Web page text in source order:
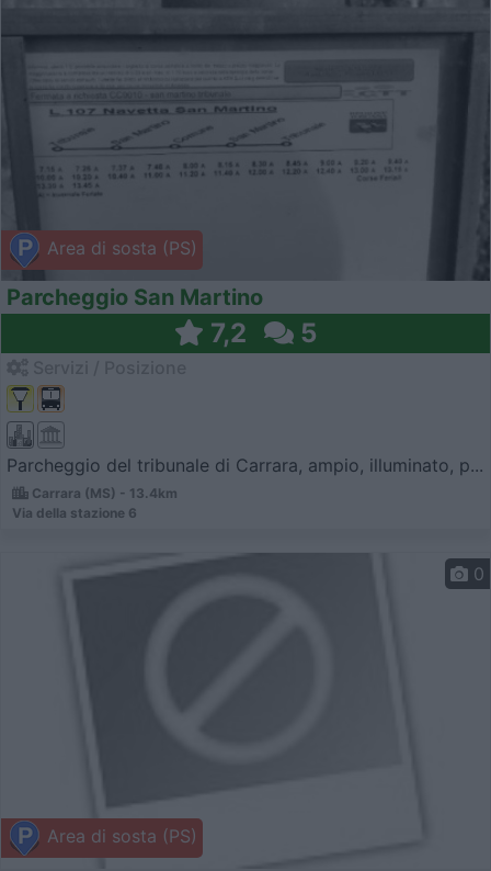
Area di sosta (PS)
Parcheggio San Martino
7,2 5
Parcheggio del tribunale di Carrara, ampio, illuminato, p...
Carrara (MS) - 13.4km
Via della stazione 6
Area di sosta (PS)
0